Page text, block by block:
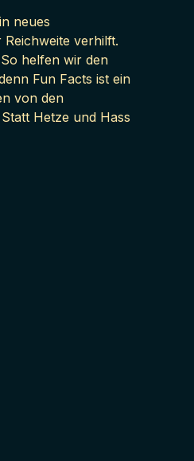
neues
verhilft.
helfen wir den
Fun Facts ist ein
von den
Hetze und Hass